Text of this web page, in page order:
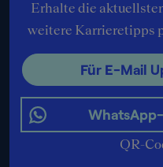
Erhalte die
weitere Karrieretipps
Für E-Mail
QR-